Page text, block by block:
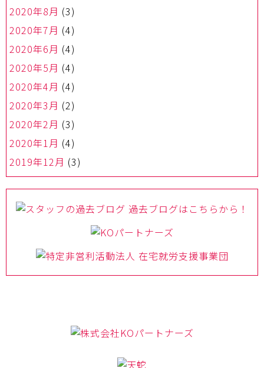
2020年8月 (3)
2020年7月 (4)
2020年6月 (4)
2020年5月 (4)
2020年4月 (4)
2020年3月 (2)
2020年2月 (3)
2020年1月 (4)
2019年12月 (3)